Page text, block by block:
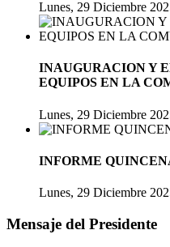
Lunes, 29 Diciembre
INAUGURACION Y
EQUIPOS EN LA
Lunes, 29 Diciembre
INFORME
Lunes, 29 Diciembre
Mensaje del Presidente